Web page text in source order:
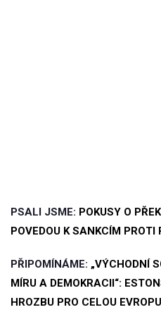
PSALI JSME: POKUSY O
POVEDOU K SANKCÍM PROTI
PŘIPOMÍNÁME: „VÝCHODNÍ
MÍRU A DEMOKRACII“:
HROZBU PRO CELOU EVROPU